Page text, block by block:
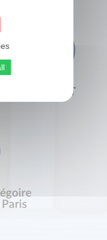
CONTACT